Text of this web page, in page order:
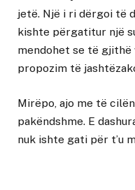
jetë. Një i ri dërgoi të
kishte përgatitur një
mendohet se të gjithë
propozim të
Mirëpo, ajo me të
pakëndshme. E
nuk ishte gati për t’u